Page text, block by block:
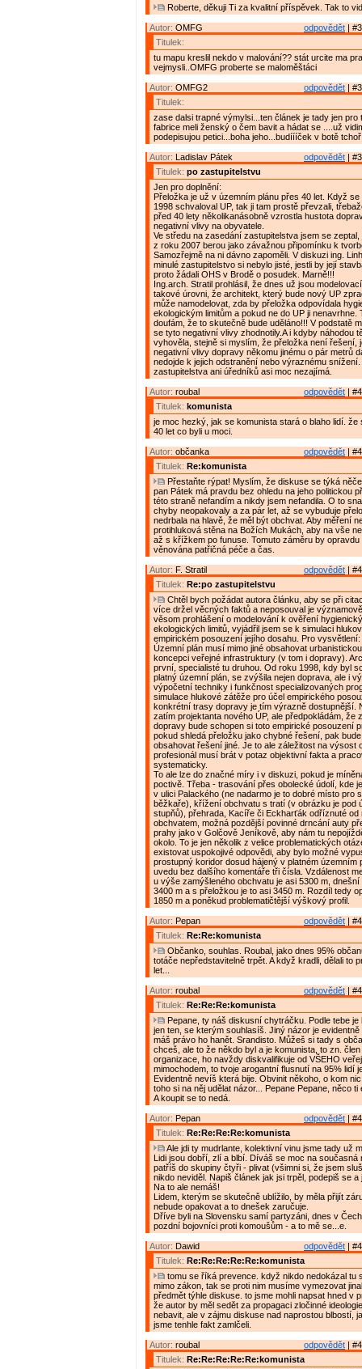
Roberte, děkuji Ti za kvalitní příspěvek. Tak to
odpovědět |
Autor: OMFG
Titulek:
tu mapu kreslil nekdo v malování?? stát urcite ma
vejmysli..OMFG proberte se maloměštáci
odpovědět |
Autor: OMFG2
Titulek:
zase dalsi trapné výmylsi...ten článek je tady jen pro
fabrice meli ženský o čem bavit a hádat se ....už
podepisujou petici...boha jeho...budíííček v botě
odpovědět |
Autor: Ladislav Pátek
Titulek: po zastupitelstvu
Jen pro doplnění:
Přeložka je už v územním plánu přes 40 let. Když se
1998 schvaloval UP, tak ji tam prostě převzali,
před 40 lety několikanásobně vzrostla hustota
negativní vlivy na obyvatele.
Ve středu na zasedání zastupitelstva jsem se zeptal,
z roku 2007 berou jako závažnou připomínku k
Samozřejmě na ni dávno zapoměli. V diskuzi ing.
minulé zastupitelstvo si nebylo jisté, jestli by její
proto žádali OHS v Brodě o posudek. Marně!!!
Ing.arch. Stratil prohlásil, že dnes už jsou
takové úrovni, že architekt, který bude nový UP
může namodelovat, zda by přeložka odpovídala
ekologickým limitům a pokud ne do UP ji nenavrhne.
doufám, že to skutečně bude uděláno!!! V podstatě
se tyto negativní vlivy zhodnotily.A i kdyby náhodou
vyhověla, stejně si myslím, že přeložka není řešení,
negativní vlivy dopravy někomu jinému o pár metrů
nedojde k jejich odstranění nebo výraznému snížení.
zastupitelstva ani úředníků asi moc nezajímá.
odpovědět |
Autor: roubal
Titulek: komunista
je moc hezký, jak se komunista stará o blaho lidí. že
40 let co byli u moci.
odpovědět |
Autor: občanka
Titulek: Re:komunista
Přestaňte rýpat! Myslím, že diskuse se týká
pan Pátek má pravdu bez ohledu na jeho politickou
této straně nefandím a nikdy jsem nefandila. O to
chyby neopakovaly a za pár let, až se vybuduje
nedrbala na hlavě, že měl být obchvat. Aby měření
protihluková stěna na Božích Mukách, aby na vše
až s křížkem po funuse. Tomuto záměru by opravdu
věnována patřičná péče a čas.
odpovědět |
Autor: F. Stratil
Titulek: Re:po zastupitelstvu
Chtěl bych požádat autora článku, aby se při
více držel věcných faktů a neposouval je
věsom prohlášení o modelování k ověření
ekologických limitů, vyjádřil jsem se k simulaci
empirickém posouzení jejího dosahu. Pro vysvětlení:
Územní plán musí mimo jiné obsahovat
koncepci veřejné infrastruktury (v tom i dopravy).
první, specialisté tu druhou. Od roku 1998, kdy byl
platný územní plán, se zvýšila nejen doprava, ale i
výpočetní techniky i funkčnost specializovaných
simulace hlukové zátěže pro účel empirického
konkrétní trasy dopravy je tím výrazně dostupnější.
zatím projektanta nového ÚP, ale předpokládám, že
dopravy bude schopen si toto empirické posouzení
pokud shledá přeložku jako chybné řešení, pak
obsahovat řešení jiné. Je to ale záležitost na výsost
profesionál musí brát v potaz objektivní fakta a
systematicky.
To ale lze do značné míry i v diskuzi, pokud je
poctivě. Třeba - trasování přes obolecké údolí, kde
v ulici Palackého (ne nadarmo je to dobré místo pro
běžkaře), křížení obchvatu s tratí (v obrázku je pod
stupňů), přehrada, Kacíře či Eckharťák odříznuté od
obchvatem, možná pozdější povinné drncání auty
prahy jako v Golčově Jeníkově, aby nám tu
okolo. To je jen několik z velice problematických
existovat uspokojivé odpovědi, aby bylo možné
prostupný koridor dosud hájený v platném územním
uvedu bez dalšího komentáře tři čísla. Vzdálenost
u výše zamýšleného obchvatu je asi 5300 m,
3400 m a s přeložkou je to asi 3450 m. Rozdíl tedy
1850 m a poněkud problematičtější výškový profil.
odpovědět |
Autor: Pepan
Titulek: Re:Re:komunista
Občanko, souhlas. Roubal, jako dnes 95%
totáče nepředstavitelně trpět. A když kradli, dělali to
let...
odpovědět |
Autor: roubal
Titulek: Re:Re:Re:komunista
Pepane, ty náš diskusní chytráčku. Podle tebe
jen ten, se kterým souhlasíš. Jiný názor je
máš právo ho hanět. Srandisto. Můžeš si tady s
chceš, ale to že někdo byl a je komunista, to zn.
organizace, ho navždy diskvalifikuje od VŠEHO
mimochodem, to tvoje arogantní flusnutí na 95% lidí
Evidentně nevíš která bije. Obvinit někoho, o kom
toho si na něj udělat názor... Pepane Pepane, něco
A koupit se to nedá.
odpovědět |
Autor: Pepan
Titulek: Re:Re:Re:Re:komunista
Ale jdi ty mudrlante, kolektivní vinu jsme tady už
Lidi jsou dobří, zlí a blbí. Díváš se moc na současná
patříš do skupiny čtyři - plivat (všimni si, že jsem
nikdo neviděl. Napiš článek jak jsi trpěl, podepiš se a
Na to ale nemáš!
Lidem, kterým se skutečně ublížilo, by měla přijít
nebude opakovat a to dnešek zaručuje.
Dříve byli na Slovensku samí partyzáni, dnes v
pozdní bojovníci proti komoušům - a to mě se...e.
odpovědět |
Autor: Dawid
Titulek: Re:Re:Re:Re:Re:komunista
tomu se říká prevence. když nikdo nedokázal tu
mimo zákon, tak se proti nim musíme vymezovat
předmět týhle diskuse. to jsme mohli napsat hned v
že autor by měl sedět za propagaci zločinné
nebavit, ale v zájmu diskuse nad naprostou blbostí,
jsme tenhle fakt zamlčeli.
odpovědět |
Autor: roubal
Titulek: Re:Re:Re:Re:Re:komunista